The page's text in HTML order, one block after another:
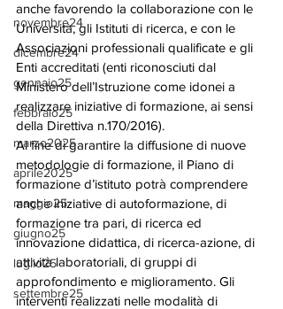
novembre24
dicembre24
gennaio25
febbraio25
marzo2025
aprile2025
maggio25
giugno25
luglio25
settembre25
anche favorendo la collaborazione con le
Università, gli Istituti di ricerca, e con le
Associazioni professionali qualificate e gli
Enti accreditati (enti riconosciuti dal
Ministero dell’Istruzione come idonei a
realizzare iniziative di formazione, ai sensi
della Direttiva n.170/2016).
Al fine di garantire la diffusione di nuove
metodologie di formazione, il Piano di
formazione d’istituto potrà comprendere
anche iniziative di autoformazione, di
formazione tra pari, di ricerca ed
innovazione didattica, di ricerca-azione, di
attività laboratoriali, di gruppi di
approfondimento e miglioramento. Gli
interventi realizzati nelle modalità di